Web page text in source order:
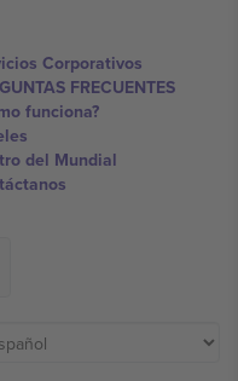
Corporativos
FRECUENTES
funciona?
del Mundial